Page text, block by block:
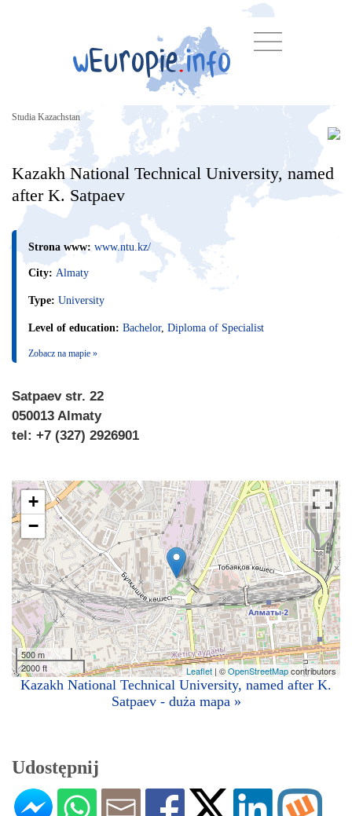
Studia Kazachstan
Kazakh National Technical University, named
after K. Satpaev
Strona www: www.ntu.kz/
City: Almaty
Type: University
Level of education: Bachelor, Diploma of Specialist
Zobacz na mapie »
Satpaev str. 22
050013 Almaty
tel: +7 (327) 2926901
+
−
500 m
2000 ft
Leaflet | ©OpenStreetMapcontributors
Kazakh National Technical University, named after K.
Satpaev - duża mapa »
Udostępnij